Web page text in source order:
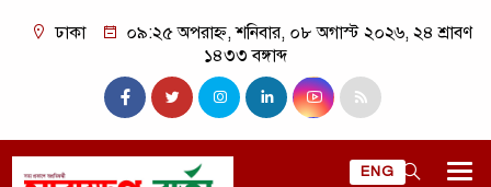
ঢাকা
০৯:২৫ অপরাহ্ন, শনিবার, ০৮ অগাস্ট ২০২৬, ২৪ শ্রাবণ
১৪৩৩ বঙ্গাব্দ
ENG